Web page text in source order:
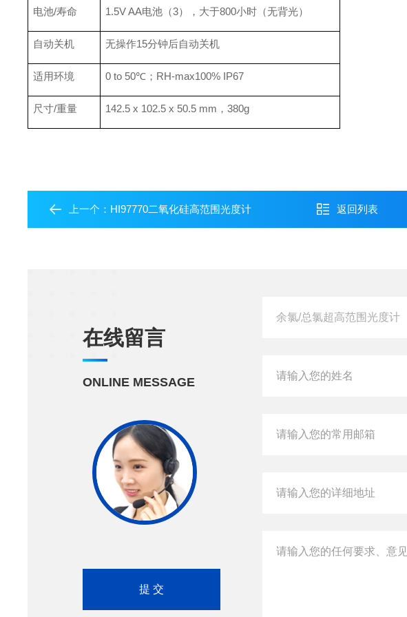
电池/寿命 1.5V AA电池（3），大于800小时（无背光）
自动关机 无操作15分钟后自动关机
适用环境 0 to 50℃；RH-max100% IP67
尺寸/重量 142.5 x 102.5 x 50.5 mm，380g
上一个： HI97770二氧化硅高范围光度计 返回列表
在线留言
ONLINE MESSAGE